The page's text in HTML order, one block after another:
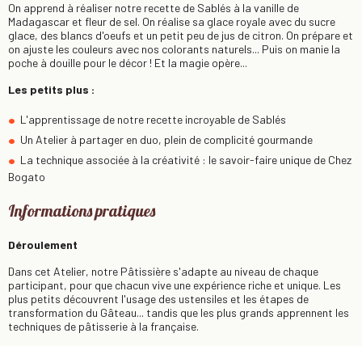
On apprend à réaliser notre recette de Sablés à la vanille de
Madagascar et fleur de sel. On réalise sa glace royale avec du sucre
glace, des blancs d'oeufs et un petit peu de jus de citron. On prépare et
on ajuste les couleurs avec nos colorants naturels... Puis on manie la
poche à douille pour le décor ! Et la magie opère...
Les petits plus :
L'apprentissage de notre recette incroyable de Sablés
Un Atelier à partager en duo, plein de complicité gourmande
La technique associée à la créativité : le savoir-faire unique de Chez
Bogato
Informations pratiques
Déroulement
Dans cet Atelier, notre Pâtissière s'adapte au niveau de chaque
participant, pour que chacun vive une expérience riche et unique. Les
plus petits découvrent l'usage des ustensiles et les étapes de
transformation du Gâteau... tandis que les plus grands apprennent les
techniques de pâtisserie à la française.